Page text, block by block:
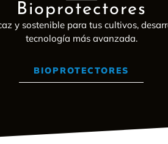
Bioprotectores
y sostenible para tus cultivos,
tecnología más avanzada.
BIOPROTECTORES